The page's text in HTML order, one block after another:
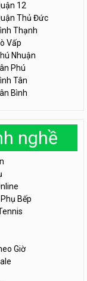
12
Thủ Đức
Thạnh
Vấp
Nhuận
Phú
Tân
Bình
nghề
Bếp
Giờ